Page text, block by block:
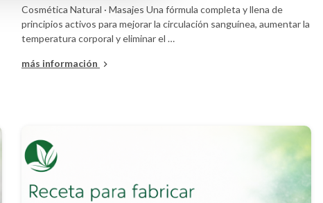
Cosmética Natural · Masajes Una fórmula completa y llena de
principios activos para mejorar la circulación sanguínea, aumentar la
temperatura corporal y eliminar el …
más información